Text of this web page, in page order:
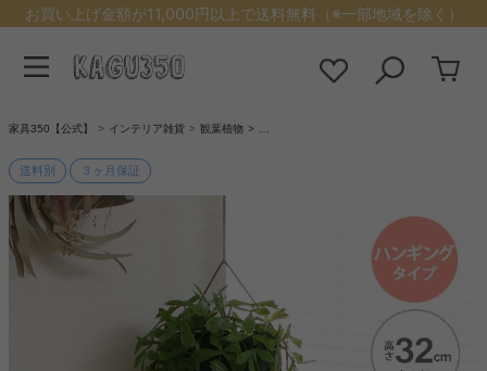
お買い上げ金額が11,000円以上で送料無料（※一部地域を除く）
家具350【公式】 インテリア雑貨 観葉植物
送料別 ３ヶ月保証